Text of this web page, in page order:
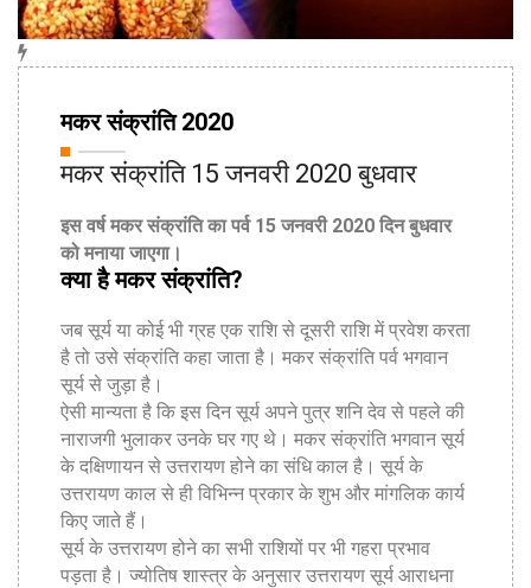
मकर संक्रांति 2020
मकर संक्रांति 15 जनवरी 2020 बुधवार
इस वर्ष मकर संक्रांति का पर्व 15 जनवरी 2020 दिन बुधवार
को मनाया जाएगा।
क्या है मकर संक्रांति?
जब सूर्य या कोई भी ग्रह एक राशि से दूसरी राशि में प्रवेश करता
है तो उसे संक्रांति कहा जाता है। मकर संक्रांति पर्व भगवान
सूर्य से जुड़ा है।
ऐसी मान्यता है कि इस दिन सूर्य अपने पुत्र शनि देव से पहले की
नाराजगी भुलाकर उनके घर गए थे। मकर संक्रांति भगवान सूर्य
के दक्षिणायन से उत्तरायण होने का संधि काल है। सूर्य के
उत्तरायण काल से ही विभिन्न प्रकार के शुभ और मांगलिक कार्य
किए जाते हैं।
सूर्य के उत्तरायण होने का सभी राशियों पर भी गहरा प्रभाव
पड़ता है। ज्योतिष शास्त्र के अनुसार उत्तरायण सूर्य आराधना